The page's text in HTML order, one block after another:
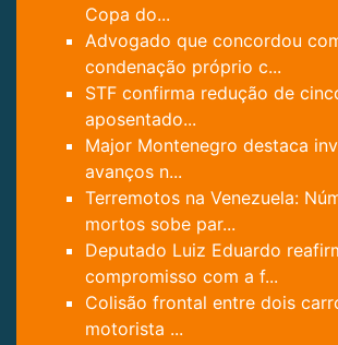
Copa do...
Advogado que concordou
condenação próprio c...
STF confirma redução de
aposentado...
Major Montenegro destaca
avanços n...
Terremotos na Venezuela:
mortos sobe par...
Deputado Luiz Eduardo
compromisso com a f...
Colisão frontal entre dois
motorista ...